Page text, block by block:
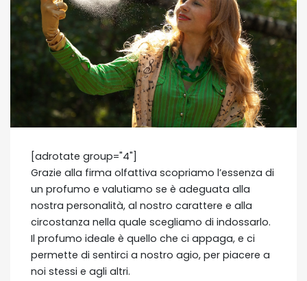
[adrotate group="4"]
Grazie alla firma olfattiva scopriamo l’essenza di
un profumo e valutiamo se è adeguata alla
nostra personalità, al nostro carattere e alla
circostanza nella quale scegliamo di indossarlo.
Il profumo ideale è quello che ci appaga, e ci
permette di sentirci a nostro agio, per piacere a
noi stessi e agli altri.